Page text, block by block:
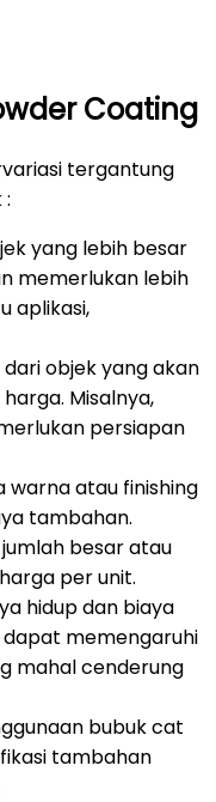
Coating
tergantung
yang lebih besar
memerlukan lebih
aplikasi,
objek yang akan
Misalnya,
persiapan
warna atau finishing
tambahan.
besar atau
per unit.
hidup dan biaya
memengaruhi
mahal cenderung
bubuk cat
tambahan